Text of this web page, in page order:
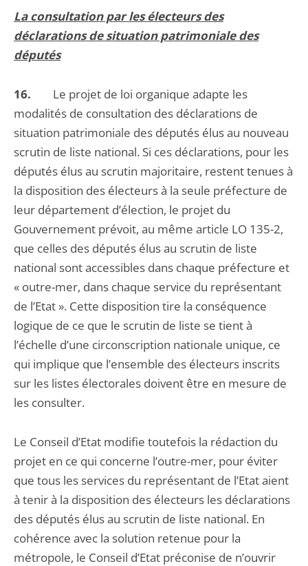
La consultation par les électeurs des
déclarations de situation patrimoniale des
députés
16. Le projet de loi organique adapte les
modalités de consultation des déclarations de
situation patrimoniale des députés élus au nouveau
scrutin de liste national. Si ces déclarations, pour les
députés élus au scrutin majoritaire, restent tenues à
la disposition des électeurs à la seule préfecture de
leur département d’élection, le projet du
Gouvernement prévoit, au même article LO 135-2,
que celles des députés élus au scrutin de liste
national sont accessibles dans chaque préfecture et
« outre-mer, dans chaque service du représentant
de l’Etat ». Cette disposition tire la conséquence
logique de ce que le scrutin de liste se tient à
l’échelle d’une circonscription nationale unique, ce
qui implique que l’ensemble des électeurs inscrits
sur les listes électorales doivent être en mesure de
les consulter.
Le Conseil d’Etat modifie toutefois la rédaction du
projet en ce qui concerne l’outre-mer, pour éviter
que tous les services du représentant de l’Etat aient
à tenir à la disposition des électeurs les déclarations
des députés élus au scrutin de liste national. En
cohérence avec la solution retenue pour la
métropole, le Conseil d’Etat préconise de n’ouvrir